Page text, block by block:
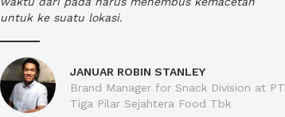
untuk ke suatu lokasi.
JANUAR ROBIN STANLEY
Brand Manager for Snack Division at PT
Tiga Pilar Sejahtera Food Tbk